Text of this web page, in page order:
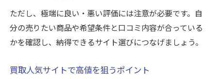
ただし、極端に良い・悪い評価には注意が必要です。自
分の売りたい商品や希望条件と口コミ内容が合っている
かを確認し、納得できるサイト選びにつなげましょう。
買取人気サイトで高値を狙うポイント